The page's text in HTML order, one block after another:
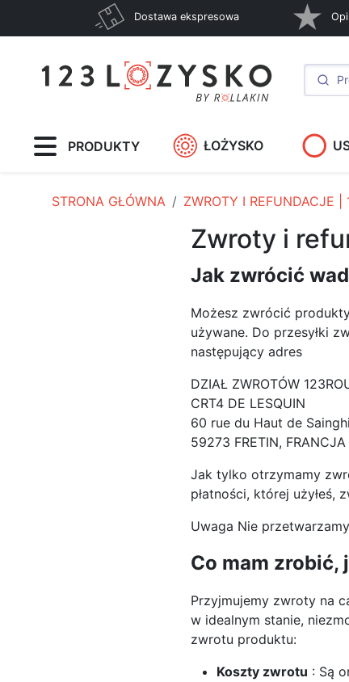
Dostawa ekspresowa
PRODUKTY ŁOŻYSKO
STRONA GŁÓWNA ZWROTY I REFUNDACJE |
Zwroty i
Jak zwrócić
Możesz zwrócić
używane. Do przesyłki
następujący adres
DZIAŁ ZWROTÓW
CRT4 DE LESQUIN
60 rue du Haut de
59273 FRETIN, FRANCJA
Jak tylko otrzymamy
płatności, której użyłeś,
Uwaga Nie
Co mam
Przyjmujemy zwroty na
w idealnym stanie,
zwrotu produktu:
Koszty zwrotu : Są